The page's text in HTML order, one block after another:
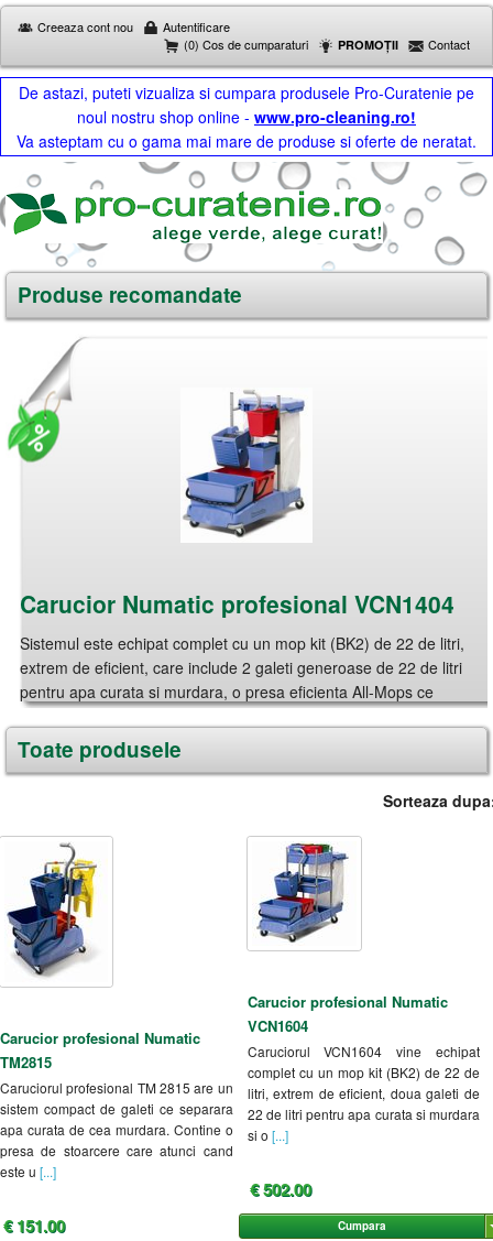
Creeaza cont nou
Autentificare
(0) Cos de cumparaturi
PROMOȚII Contact
De astazi, puteti vizualiza si cumpara produsele Pro-Curatenie pe
noul nostru shop online - www.pro-cleaning.ro!
Va asteptam cu o gama mai mare de produse si oferte de neratat.
Produse recomandate
Carucior Numatic profesional VCN1404
Sistemul este echipat complet cu un mop kit (BK2) de 22 de litri,
extrem de eficient, care include 2 galeti generoase de 22 de litri
pentru apa curata si murdara, o presa eficienta All-Mops ce
Cod produs:VCN1404
Detalii
Toate produsele
Sorteaza
Carucior profesional Numatic
TM2815
Caruciorul profesional TM 2815 are un
sistem compact de galeti ce separara
apa curata de cea murdara. Contine o
presa de stoarcere care atunci cand
este u [...]
€ 151.00
Carucior profesional Numatic
VCN1604
Caruciorul VCN1604 vine echipat
complet cu un mop kit (BK2) de 22 de
litri, extrem de eficient, doua galeti de
22 de litri pentru apa curata si murdara
si o [...]
€ 502.00
Cumpara